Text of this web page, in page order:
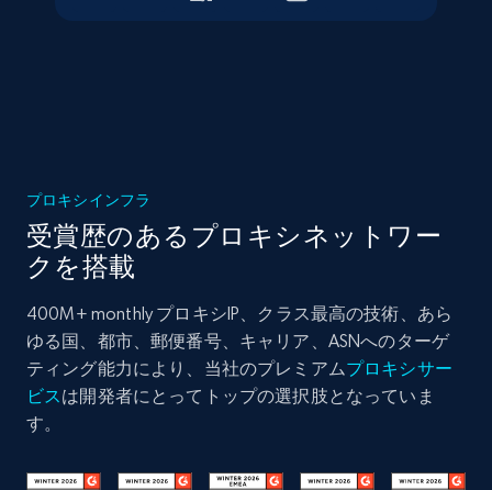
プロキシインフラ
受賞歴のあるプロキシネットワー
クを搭載
400M+ monthly プロキシIP、クラス最高の技術、あら
ゆる国、都市、郵便番号、キャリア、ASNへのターゲ
ティング能力により、当社のプレミアムプロキシサー
ビスは開発者にとってトップの選択肢となっていま
す。